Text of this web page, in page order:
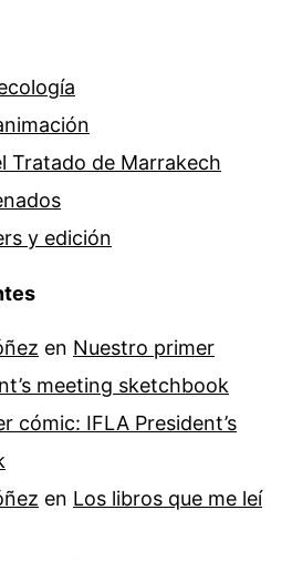
Tratado de Marrakech
y edición
en Nuestro primer
meeting sketchbook
cómic: IFLA President’s
en Los libros que me leí